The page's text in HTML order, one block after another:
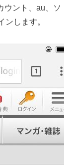
ウント、au、ソ
します。